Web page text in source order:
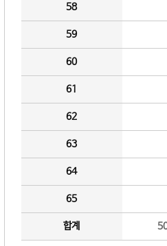
58
59
60
61
62
63
64
65
합계